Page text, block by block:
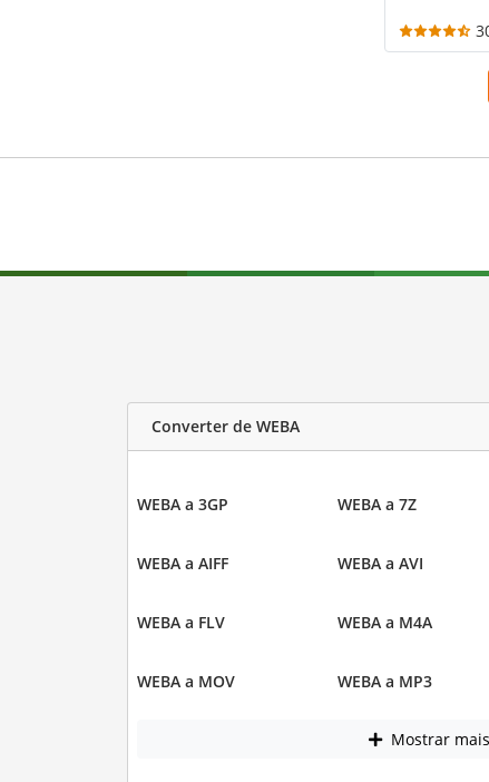
Converter de WEBA
WEBA a 3GP WEBA a 7Z
WEBA a AIFF WEBA a AVI
WEBA a FLV WEBA a M4A
WEBA a MOV WEBA a MP3
Mostrar mais